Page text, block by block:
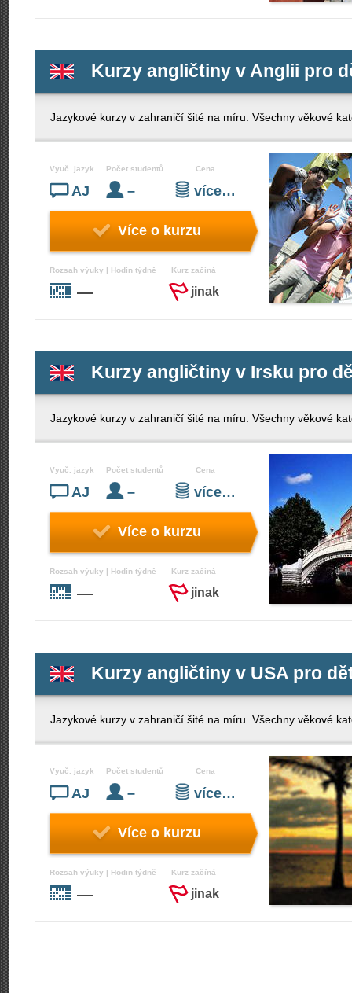
Kurzy angličtiny v Anglii pro
Jazykové kurzy v zahraničí šité na míru. Všechny věkové
Vyuč. jazyk
AJ
Počet studentů
–
Cena
více…
Více o kurzu
Rozsah výuky | Hodin týdně
—
Kurz začíná
jinak
Kurzy angličtiny v Irsku pro
Jazykové kurzy v zahraničí šité na míru. Všechny věkové
Vyuč. jazyk
AJ
Počet studentů
–
Cena
více…
Více o kurzu
Rozsah výuky | Hodin týdně
—
Kurz začíná
jinak
Kurzy angličtiny v USA pro
Jazykové kurzy v zahraničí šité na míru. Všechny věkové
Vyuč. jazyk
AJ
Počet studentů
–
Cena
více…
Více o kurzu
Rozsah výuky | Hodin týdně
—
Kurz začíná
jinak